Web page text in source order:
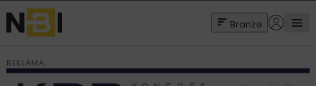
Branże
REKLAMA